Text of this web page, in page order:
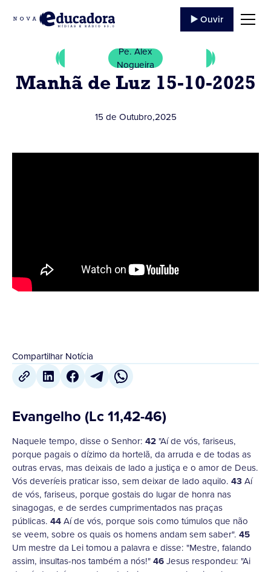
▶️ Ouvir
Pe. Alex
Nogueira
Manhã de Luz 15-10-2025
15 de Outubro,2025
Compartilhar Notícia
Evangelho (Lc 11,42-46)
Naquele tempo, disse o Senhor: 42 "Aí de vós, fariseus,
porque pagais o dízimo da hortelã, da arruda e de todas as
outras ervas, mas deixais de lado a justiça e o amor de Deus.
Vós deveríeis praticar isso, sem deixar de lado aquilo. 43Aí
de vós, fariseus, porque gostais do lugar de honra nas
sinagogas, e de serdes cumprimentados nas praças
públicas. 44Aí de vós, porque sois como túmulos que não
se veem, sobre os quais os homens andam sem saber". 45
Um mestre da Lei tomou a palavra e disse: "Mestre, falando
assim, insultas-nos também a nós!"46Jesus respondeu: "Ai